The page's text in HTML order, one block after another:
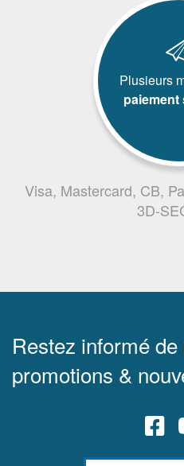
Plusieurs
paiement
Visa, Mastercard, CB,
3D-
Restez informé
promotions &